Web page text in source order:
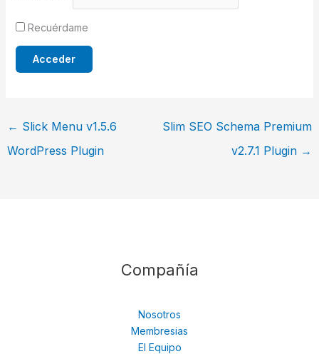
Recuérdame
← Slick Menu v1.5.6
WordPress Plugin
Slim SEO Schema Premium
v2.7.1 Plugin →
Compañía
Nosotros
Membresias
El Equipo